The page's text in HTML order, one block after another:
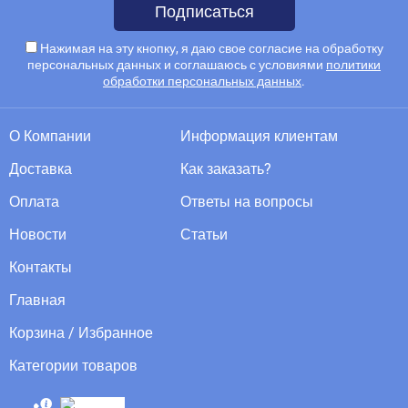
Подписаться
Нажимая на эту кнопку, я даю свое согласие на обработку
персональных данных и соглашаюсь с условиями политики
обработки персональных данных.
О Компании
Доставка
Оплата
Новости
Информация клиентам
Как заказать?
Ответы на вопросы
Статьи
Контакты
Главная
Корзина / Избранное
Категории товаров